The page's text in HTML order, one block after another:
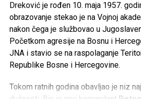
Dreković je rođen 10. maja 1957.
obrazovanje stekao je na Vojnoj
nakon čega je službovao u
Početkom agresije na Bosnu i
JNA i stavio se na raspolaganje
Republike Bosne i Hercegovine.
Tokom ratnih godina obavljao je niz